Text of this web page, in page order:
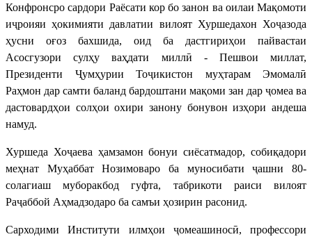
Конфронсро сардори Раёсати кор бо занон ва оилаи Мақомоти
иҷроияи ҳокимияти давлатии вилоят Хуршедахон Хоҷазода
ҳусни оғоз бахшида, оид ба дастгириҳои пайвастаи
Асосгузори сулҳу ваҳдати миллӣ - Пешвои миллат,
Президенти Ҷумҳурии Тоҷикистон муҳтарам Эмомалӣ
Раҳмон дар самти баланд бардоштани мақоми зан дар ҷомеа ва
дастовардҳои солҳои охири занону бонувон изҳори андеша
намуд.
Хуршеда Хоҷаева ҳамзамон бонуи сиёсатмадор, собиқадори
меҳнат Муҳаббат Нозимоваро ба муносибати ҷашни 80-
солагиаш муборакбод гуфта, табрикоти раиси вилоят
Раҷаббой Аҳмадзодаро ба самъи ҳозирин расонид.
Сарходими Институти илмҳои ҷомеашиносӣ, профессори